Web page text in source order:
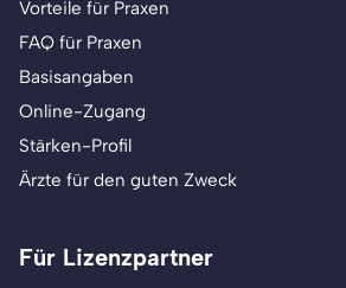
Vorteile für Praxen
FAQ für Praxen
Basisangaben
Online-Zugang
Stärken-Profil
Ärzte für den guten Zweck
Für Lizenzpartner